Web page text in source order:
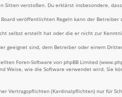
verstoßen. Du erklärst insbesondere,
veröffentlichten Regeln kann der
selbst erstellt hat oder die er nicht zur
geeignet sind, dem Betreiber oder einem
Foren-Software von phpBB Limited (
Weise, wie die Software verwendet wird. Sie
Vertragspflichten (Kardinalpflichten) nur für